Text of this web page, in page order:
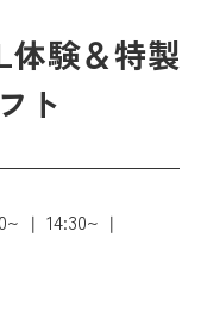
体験＆特製
ト
14:30~